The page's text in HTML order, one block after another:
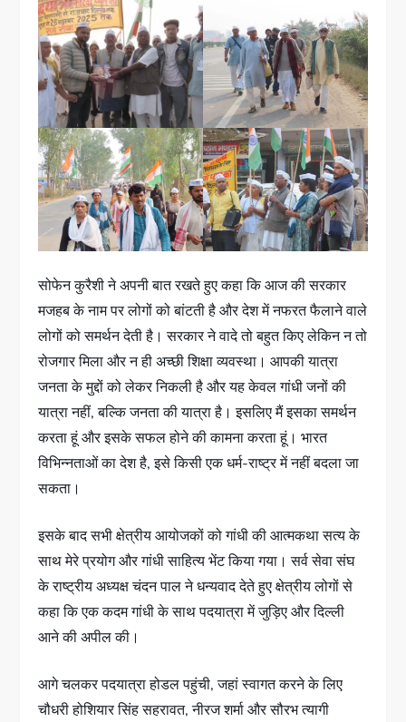
सोफेन कुरैशी ने अपनी बात रखते हुए कहा कि आज की सरकार
मजहब के नाम पर लोगों को बांटती है और देश में नफरत फैलाने वाले
लोगों को समर्थन देती है। सरकार ने वादे तो बहुत किए लेकिन न तो
रोजगार मिला और न ही अच्छी शिक्षा व्यवस्था। आपकी यात्रा
जनता के मुद्दों को लेकर निकली है और यह केवल गांधी जनों की
यात्रा नहीं, बल्कि जनता की यात्रा है। इसलिए मैं इसका समर्थन
करता हूं और इसके सफल होने की कामना करता हूं। भारत
विभिन्नताओं का देश है, इसे किसी एक धर्म-राष्ट्र में नहीं बदला जा
सकता।
इसके बाद सभी क्षेत्रीय आयोजकों को गांधी की आत्मकथा सत्य के
साथ मेरे प्रयोग और गांधी साहित्य भेंट किया गया। सर्व सेवा संघ
के राष्ट्रीय अध्यक्ष चंदन पाल ने धन्यवाद देते हुए क्षेत्रीय लोगों से
कहा कि एक कदम गांधी के साथ पदयात्रा में जुड़िए और दिल्ली
आने की अपील की।
आगे चलकर पदयात्रा होडल पहुंची, जहां स्वागत करने के लिए
चौधरी होशियार सिंह सहरावत, नीरज शर्मा और सौरभ त्यागी